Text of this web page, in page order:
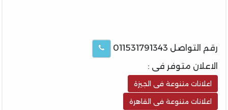
رقم التواصل 011531791343
الاعلان متوفر فى :
اعلانات متنوعة فى الجيزة
اعلانات متنوعة فى القاهرة